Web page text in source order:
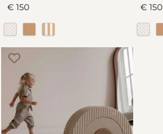
€ 150
Retro
Sand
Sand
Stripe
€ 150
Retro
Sand
Sand
Stripe